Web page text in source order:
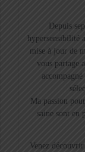
Depuis
hypersensibilité
mise à jour de
vous partage
Ma passion
saine sont en
Venez